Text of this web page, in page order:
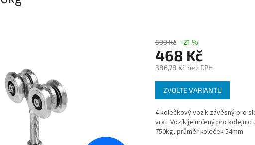
599 Kč –21 %
468 Kč
386,78 Kč bez DPH
Měrná
cena:
ZVOLTE VARIANTU
4 kolečkový vozík závěsný pro
vrat. Vozík je určený pro kolejnici
750kg, průměr koleček 54mm